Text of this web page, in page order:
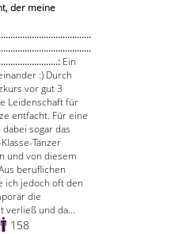
der meine
Ein
:) Durch
vor gut 3
Leidenschaft für
entfacht. Für eine
sogar das
Tänzer
und von diesem
beruflichen
ich jedoch oft den
die
verließ und da...
158